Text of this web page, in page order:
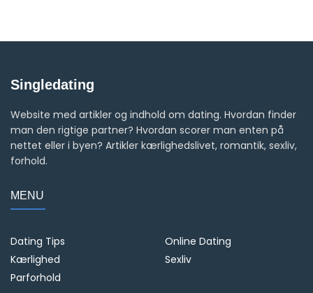
Singledating
Website med artikler og indhold om dating. Hvordan finder
man den rigtige partner? Hvordan scorer man enten på
nettet eller i byen? Artikler kærlighedslivet, romantik, sexliv,
forhold.
MENU
Dating Tips
Online Dating
Kærlighed
Sexliv
Parforhold